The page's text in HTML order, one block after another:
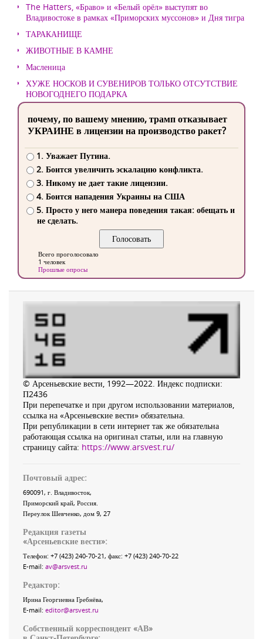
The Hatters, «Браво» и «Белый орёл» выступят во
Владивостоке в рамках «Приморских муссонов» и Дня тигра
ТАРАКАНИЩЕ
ЖИВОТНЫЕ В КАМНЕ
Масленица
ХУЖЕ НОСКОВ И СУВЕНИРОВ ТОЛЬКО ОТСУТСТВИЕ
НОВОГОДНЕГО ПОДАРКА
почему, по вашему мнению, трамп отказывает
УКРАИНЕ в лицензии на производство ракет?
1. Уважает Путина.
2. Боится увеличить эскалацию конфликта.
3. Никому не дает такие лицензии.
4. Боится нападения Украины на США
5. Просто у него манера поведения такая: обещать и
не сделать.
Всего проголосовало
1 человек
Прошлые опросы
© Арсеньевские вести, 1992—2022. Индекс подписки:
П2436
При перепечатке и при другом использовании материалов,
ссылка на «Арсеньевские вести» обязательна.
При републикации в сети интернет так же обязательна
работающая ссылка на оригинал статьи, или на главную
страницу сайта: https://www.arsvest.ru/
Почтовый адрес:
690091, г. Владивосток,
Приморский край, Россия
Переулок Шевченко, дом 9, 27
Редакция газеты
«Арсеньевские вести»:
Телефон: +7 (423) 240-70-21, факс: +7 (423) 240-70-22
E-mail: av@arsvest.ru
Редактор:
Ирина Георгиевна Гребнёва,
E-mail: editor@arsvest.ru
Собственный корреспондент «АВ»